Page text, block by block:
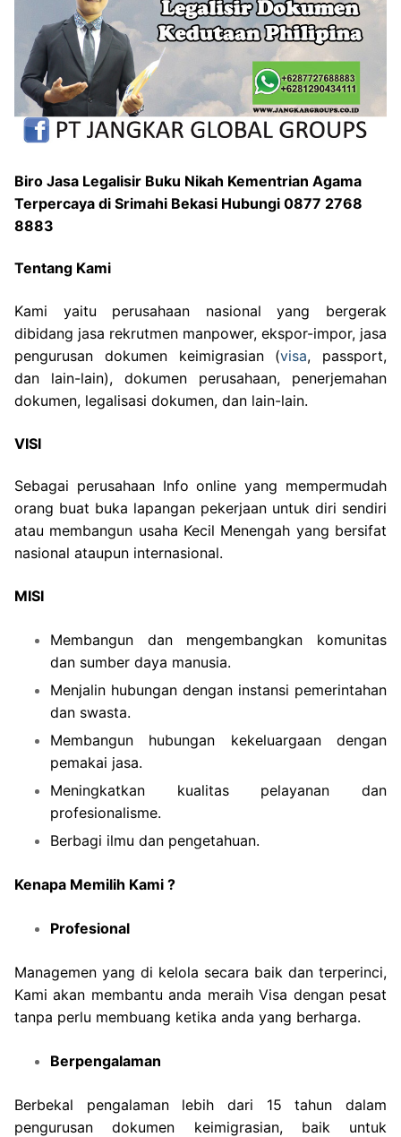
Biro Jasa Legalisir Buku Nikah Kementrian Agama
Terpercaya di Srimahi Bekasi Hubungi 0877 2768
8883
Tentang Kami
Kami yaitu perusahaan nasional yang bergerak
dibidang jasa rekrutmen manpower, ekspor-impor, jasa
pengurusan dokumen keimigrasian (visa, passport,
dan lain-lain), dokumen perusahaan, penerjemahan
dokumen, legalisasi dokumen, dan lain-lain.
VISI
Sebagai perusahaan Info online yang mempermudah
orang buat buka lapangan pekerjaan untuk diri sendiri
atau membangun usaha Kecil Menengah yang bersifat
nasional ataupun internasional.
MISI
Membangun dan mengembangkan komunitas
dan sumber daya manusia.
Menjalin hubungan dengan instansi pemerintahan
dan swasta.
Membangun hubungan kekeluargaan dengan
pemakai jasa.
Meningkatkan kualitas pelayanan dan
profesionalisme.
Berbagi ilmu dan pengetahuan.
Kenapa Memilih Kami ?
Profesional
Managemen yang di kelola secara baik dan terperinci,
Kami akan membantu anda meraih Visa dengan pesat
tanpa perlu membuang ketika anda yang berharga.
Berpengalaman
Berbekal pengalaman lebih dari 15 tahun dalam
pengurusan dokumen keimigrasian, baik untuk